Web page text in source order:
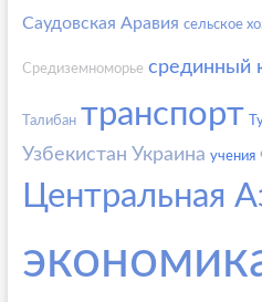
Саудовская Аравия сельское
Средиземноморье срединный
Талибан транспорт
Узбекистан Украина учения
Центральная